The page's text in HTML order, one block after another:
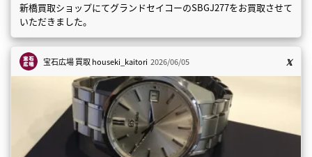
新橋買取ショップにてグランドセイコーのSBGJ277をお買取させて
いただきました。
宝石広場 買取houseki_kaitori 2026/06/05